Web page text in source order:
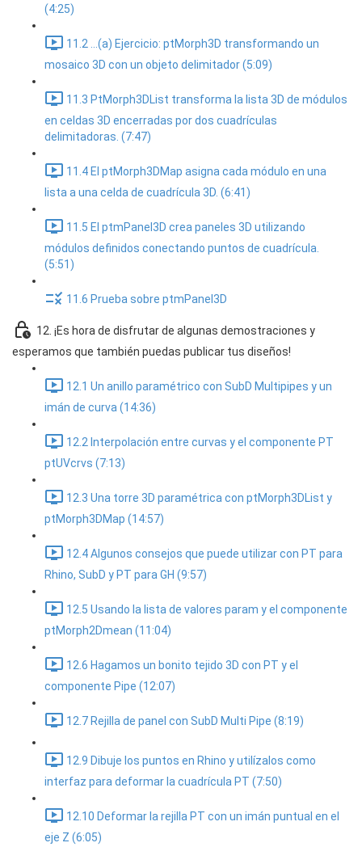
(4:25)
11.2 ...(a) Ejercicio: ptMorph3D transformando un
mosaico 3D con un objeto delimitador (5:09)
11.3 PtMorph3DList transforma la lista 3D de módulos
en celdas 3D encerradas por dos cuadrículas
delimitadoras. (7:47)
11.4 El ptMorph3DMap asigna cada módulo en una
lista a una celda de cuadrícula 3D. (6:41)
11.5 El ptmPanel3D crea paneles 3D utilizando
módulos definidos conectando puntos de cuadrícula.
(5:51)
11.6 Prueba sobre ptmPanel3D
12. ¡Es hora de disfrutar de algunas demostraciones y
esperamos que también puedas publicar tus diseños!
12.1 Un anillo paramétrico con SubD Multipipes y un
imán de curva (14:36)
12.2 Interpolación entre curvas y el componente PT
ptUVcrvs (7:13)
12.3 Una torre 3D paramétrica con ptMorph3DList y
ptMorph3DMap (14:57)
12.4 Algunos consejos que puede utilizar con PT para
Rhino, SubD y PT para GH (9:57)
12.5 Usando la lista de valores param y el componente
ptMorph2Dmean (11:04)
12.6 Hagamos un bonito tejido 3D con PT y el
componente Pipe (12:07)
12.7 Rejilla de panel con SubD Multi Pipe (8:19)
12.9 Dibuje los puntos en Rhino y utilízalos como
interfaz para deformar la cuadrícula PT (7:50)
12.10 Deformar la rejilla PT con un imán puntual en el
eje Z (6:05)